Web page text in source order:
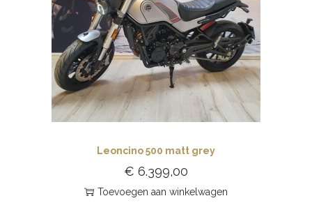
Leoncino 500 matt grey
€ 6.399,00
Toevoegen aan winkelwagen